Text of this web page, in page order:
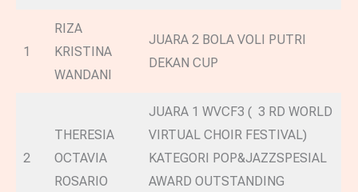
1
RIZA
KRISTINA
WANDANI
JUARA 2 BOLA VOLI PUTRI
DEKAN CUP
2
THERESIA
OCTAVIA
ROSARIO
JUARA 1 WVCF3 ( 3 RD WORLD
VIRTUAL CHOIR FESTIVAL)
KATEGORI POP&JAZZSPESIAL
AWARD OUTSTANDING